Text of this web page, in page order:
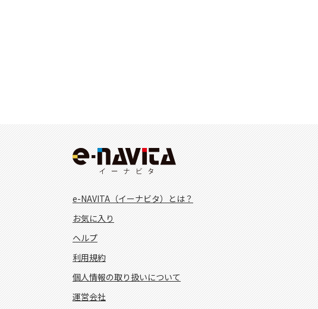
e-NAVITA（イーナビタ）とは？
お気に入り
ヘルプ
利用規約
個人情報の取り扱いについて
運営会社